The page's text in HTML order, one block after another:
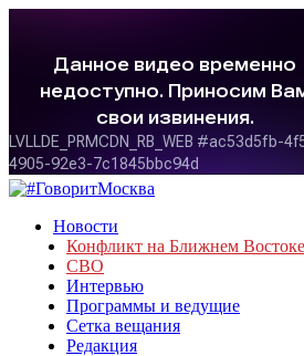
Новости
Конфликт на Ближнем Востоке
СВО
Интервью
Программы и ведущие
Сетка вещания
Редакция